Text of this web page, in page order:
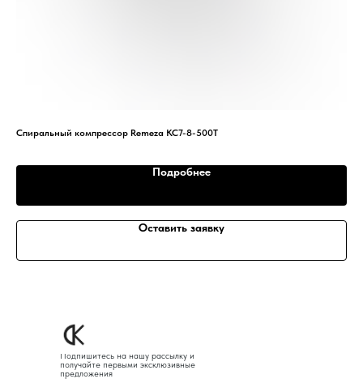
Спиральный компрессор Remeza КС7-8-500Т
Подробнее
Оставить заявку
Подпишитесь на нашу рассылку и
получайте первыми эксклюзивные
предложения